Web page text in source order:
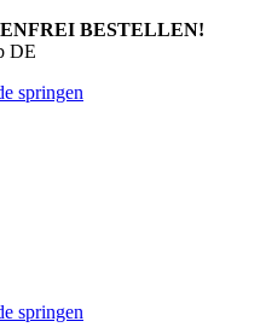
BESTELLEN!
DE
springen
springen